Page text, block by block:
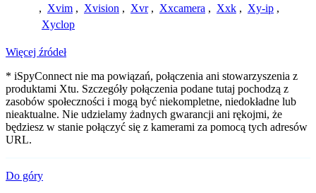
, Xvim , Xvision , Xvr , Xxcamera , Xxk , Xy-ip ,
Xyclop
Więcej źródeł
* iSpyConnect nie ma powiązań, połączenia ani stowarzyszenia z
produktami Xtu. Szczegóły połączenia podane tutaj pochodzą z
zasobów społeczności i mogą być niekompletne, niedokładne lub
nieaktualne. Nie udzielamy żadnych gwarancji ani rękojmi, że
będziesz w stanie połączyć się z kamerami za pomocą tych adresów
URL.
Do góry